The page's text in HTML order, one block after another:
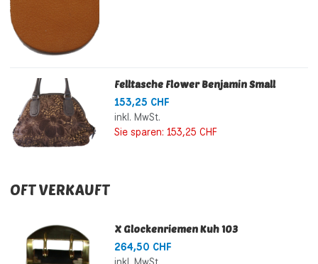
Felltasche Flower Benjamin Small
153,25 CHF
inkl. MwSt.
Sie sparen: 153,25 CHF
OFT VERKAUFT
X Glockenriemen Kuh 103
264,50 CHF